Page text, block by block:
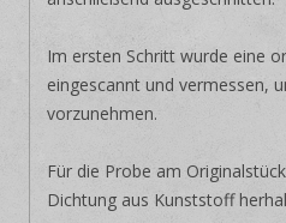
Im ersten Schritt wurde eine
eingescannt und vermessen,
vorzunehmen.
Für die Probe am
Dichtung aus Kunststoff